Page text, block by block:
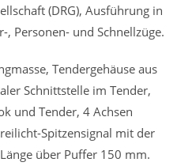
(DRG), Ausführung in
, Personen- und Schnellzüge.
Tendergehäuse aus
Schnittstelle im Tender,
und Tender, 4 Achsen
Spitzensignal mit der
über Puffer 150 mm.